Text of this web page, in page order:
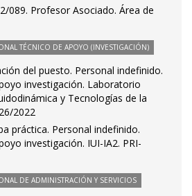
089. Profesor Asociado. Área de
TÉCNICO DE APOYO (INVESTIGACIÓN)
del puesto. Personal indefinido.
investigación. Laboratorio
y Tecnologías de la
2022
práctica. Personal indefinido.
investigación. IUI-IA2. PRI-
DE ADMINISTRACIÓN Y SERVICIOS